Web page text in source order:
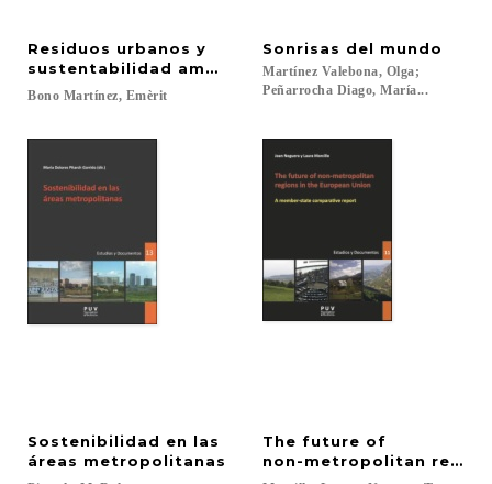
Residuos urbanos y
sustentabilidad ambiental
Bono Martínez, Emèrit
Sonrisas del mundo
Martínez Valebona, Olga;
Peñarrocha Diago, María...
Sostenibilidad en las
áreas metropolitanas
The future of
non-metropolitan